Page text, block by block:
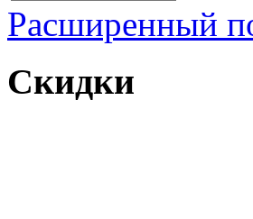
Расширенный
Скидки